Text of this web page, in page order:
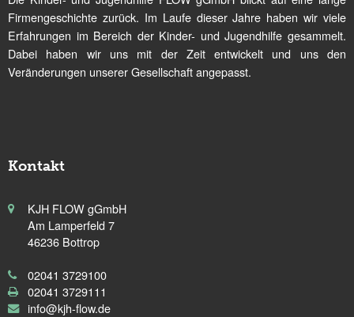
Firmengeschichte zurück. Im Laufe dieser Jahre haben wir viele
Erfahrungen im Bereich der Kinder- und Jugendhilfe gesammelt.
Dabei haben wir uns mit der Zeit entwickelt und uns den
Veränderungen unserer Gesellschaft angepasst.
Kontakt
KJH FLOW gGmbH
Am Lamperfeld 7
46236 Bottrop
02041 3729100
02041 3729111
info@kjh-flow.de